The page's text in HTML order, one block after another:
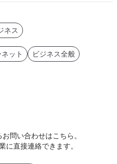
ネス
ット
ビジネス全般
問い合わせはこちら。
に直接連絡できます。